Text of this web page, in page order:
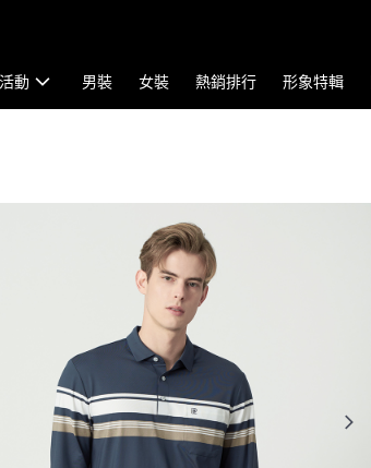
動 男裝 女裝 熱銷排行 形象特輯